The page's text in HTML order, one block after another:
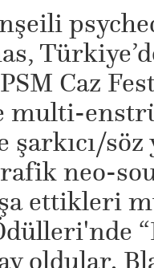
Caz
multi-
şarkıcı/
neo-
ettikleri
oldular.